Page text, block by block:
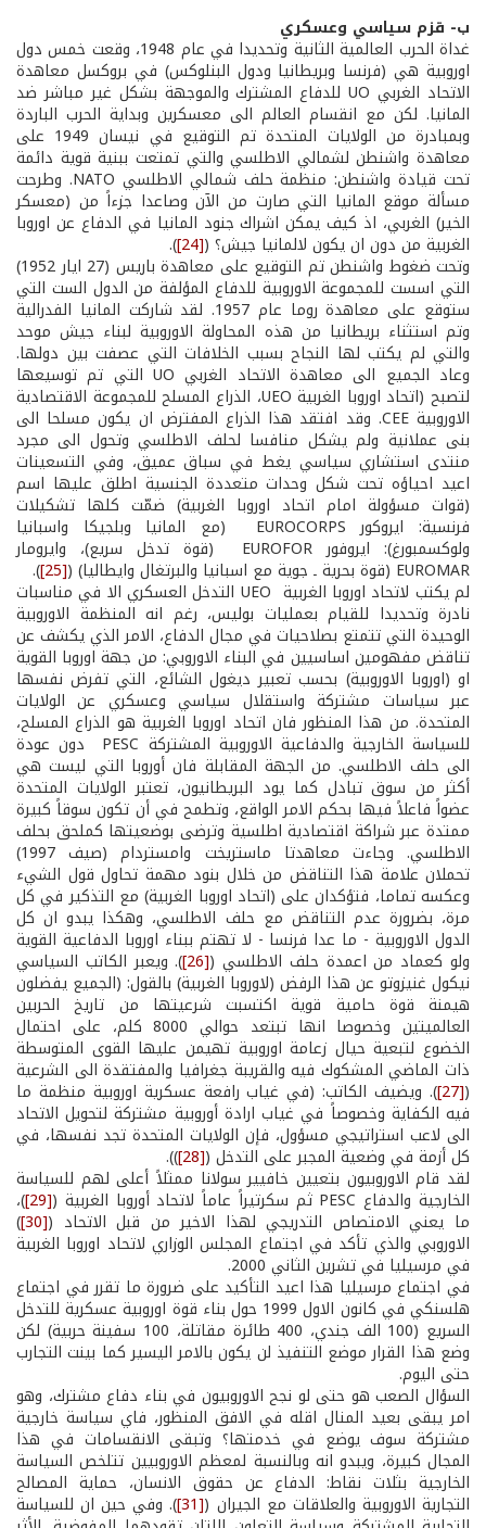
ب- قزم سياسي وعسكري
غداة الحرب العالمية الثانية وتحديدا في عام 1948، وقعت خمس دول
اوروبية هي (فرنسا وبريطانيا ودول البنلوكس) في بروكسل معاهدة
الاتحاد الغربي UO للدفاع المشترك والموجهة بشكل غير مباشر ضد
المانيا. لكن مع انقسام العالم الى معسكرين وبداية الحرب الباردة
وبمبادرة من الولايات المتحدة تم التوقيع في نيسان 1949 على
معاهدة واشنطن لشمالي الاطلسي والتي تمتعت ببنية قوية دائمة
تحت قيادة واشنطن: منظمة حلف شمالي الاطلسي NATO. وطرحت
مسألة موقع المانيا التي صارت من الآن وصاعدا جزءاً من (معسكر
الخير) الغربي، اذ كيف يمكن اشراك جنود المانيا في الدفاع عن اوروبا
الغربية من دون ان يكون لالمانيا جيش؟ ([24]
).
وتحت ضغوط واشنطن تم التوقيع على معاهدة باريس (27 ايار 1952)
التي اسست للمجموعة الاوروبية للدفاع المؤلفة من الدول الست التي
ستوقع على معاهدة روما عام 1957. لقد شاركت المانيا الفدرالية
وتم استثناء بريطانيا من هذه المحاولة الاوروبية لبناء جيش موحد
والتي لم يكتب لها النجاح بسبب الخلافات التي عصفت بين دولها.
وعاد الجميع الى معاهدة الاتحاد الغربي UO التي تم توسيعها
لتصبح (اتحاد اوروبا الغربية UEO، الذراع المسلح للمجموعة الاقتصادية
الاوروبية CEE. وقد افتقد هذا الذراع المفترض ان يكون مسلحا الى
بنى عملانية ولم يشكل منافسا لحلف الاطلسي وتحول الى مجرد
منتدى استشاري سياسي يغط في سباق عميق، وفي التسعينات
اعيد احياؤه تحت شكل وحدات متعددة الجنسية اطلق عليها اسم
(قوات مسؤولة امام اتحاد اوروبا الغربية) ضمّت كلها تشكيلات
فرنسية: ايروكور EUROCORPS (مع المانيا وبلجيكا واسبانيا
ولوكسمبورغ): ايروفور EUROFOR (قوة تدخل سريع)، وايرومار
EUROMAR (قوة بحرية ـ جوية مع اسبانيا والبرتغال وايطاليا) ( [25]
).
لم يكتب لاتحاد اوروبا الغربية UEO التدخل العسكري الا في مناسبات
نادرة وتحديدا للقيام بعمليات بوليس، رغم انه المنظمة الاوروبية
الوحيدة التي تتمتع بصلاحيات في مجال الدفاع، الامر الذي يكشف عن
تناقض مفهومين اساسيين في البناء الاوروبي: من جهة اوروبا القوية
او (اوروبا الاوروبية) بحسب تعبير ديغول الشائع، التي تفرض نفسها
عبر سياسات مشتركة واستقلال سياسي وعسكري عن الولايات
المتحدة. من هذا المنظور فان اتحاد اوروبا الغربية هو الذراع المسلح،
للسياسة الخارجية والدفاعية الاوروبية المشتركة PESC دون عودة
الى حلف الاطلسي. من الجهة المقابلة فان أوروبا التي ليست هي
أكثر من سوق تبادل كما يود البريطانيون، تعتبر الولايات المتحدة
عضواً فاعلاً فيها بحكم الامر الواقع، وتطمح في أن تكون سوقاً كبيرة
ممتدة عبر شراكة اقتصادية اطلسية وترضى بوضعيتها كملحق بحلف
الاطلسي. وجاءت معاهدتا ماستريخت وامستردام (صيف 1997)
تحملان علامة هذا التناقض من خلال بنود مهمة تحاول قول الشيء
وعكسه تماما، فتؤكدان على (اتحاد اوروبا الغربية) مع التذكير في كل
مرة، بضرورة عدم التناقض مع حلف الاطلسي، وهكذا يبدو ان كل
الدول الاوروبية - ما عدا فرنسا - لا تهتم ببناء اوروبا الدفاعية القوية
ولو كعماد من اعمدة حلف الاطلسي ([26] ). ويعبر الكاتب السياسي
نيكول غنيزوتو عن هذا الرفض (لاوروبا الغربية) بالقول: (الجميع يفضلون
هيمنة قوة حامية قوية اكتسبت شرعيتها من تاريخ الحربين
العالميتين وخصوصا انها تبتعد حوالي 8000 كلم، على احتمال
الخضوع لتبعية حيال زعامة اوروبية تهيمن عليها القوى المتوسطة
ذات الماضي المشكوك فيه والقريبة جغرافيا والمفتقدة الى الشرعية
(
[27] ). ويضيف الكاتب: (في غياب رافعة عسكرية اوروبية منظمة ما
فيه الكفاية وخصوصاً في غياب ارادة أوروبية مشتركة لتحويل الاتحاد
الى لاعب استراتيجي مسؤول، فإن الولايات المتحدة تجد نفسها، في
كل أزمة في وضعية المجبر على التدخل ([28]
)).
لقد قام الاوروبيون بتعيين خافيير سولانا ممثلاً أعلى لهم للسياسة
الخارجية والدفاع PESC ثم سكرتيراً عاماً لاتحاد أوروبا الغربية ( [29] )،
ما يعني الامتصاص التدريجي لهذا الاخير من قبل الاتحاد ([30]
)
الاوروبي والذي تأكد في اجتماع المجلس الوزاري لاتحاد اوروبا الغربية
في مرسيليا في تشرين الثاني 2000.
في اجتماع مرسيليا هذا اعيد التأكيد على ضرورة ما تقرر في اجتماع
هلسنكي في كانون الاول 1999 حول بناء قوة اوروبية عسكرية للتدخل
السريع (100 الف جندي، 400 طائرة مقاتلة، 100 سفينة حربية) لكن
وضع هذا القرار موضع التنفيذ لن يكون بالامر اليسير كما بينت التجارب
حتى اليوم.
السؤال الصعب هو حتى لو نجح الاوروبيون في بناء دفاع مشترك، وهو
امر يبقى بعيد المنال اقله في الافق المنظور، فاي سياسة خارجية
مشتركة سوف يوضع في خدمتها؟ وتبقى الانقسامات في هذا
المجال كبيرة، ويبدو انه وبالنسبة لمعظم الاوروبيين تتلخص السياسة
الخارجية بثلات نقاط: الدفاع عن حقوق الانسان، حماية المصالح
التجارية الاوروبية والعلاقات مع الجيران ([31] ). وفي حين ان للسياسة